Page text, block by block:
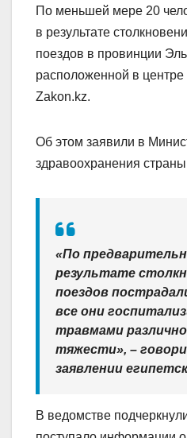
По меньшей мере 20
в результате
поездов в провинции
расположенной в
Zakon.kz.
Об этом заявили в
здравоохранения
«По
результате
поездов
все они
травмами
тяжести», –
заявлении
В ведомстве